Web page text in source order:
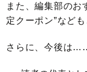
また、編集部のお
定クーポン”など
さらに、今後は